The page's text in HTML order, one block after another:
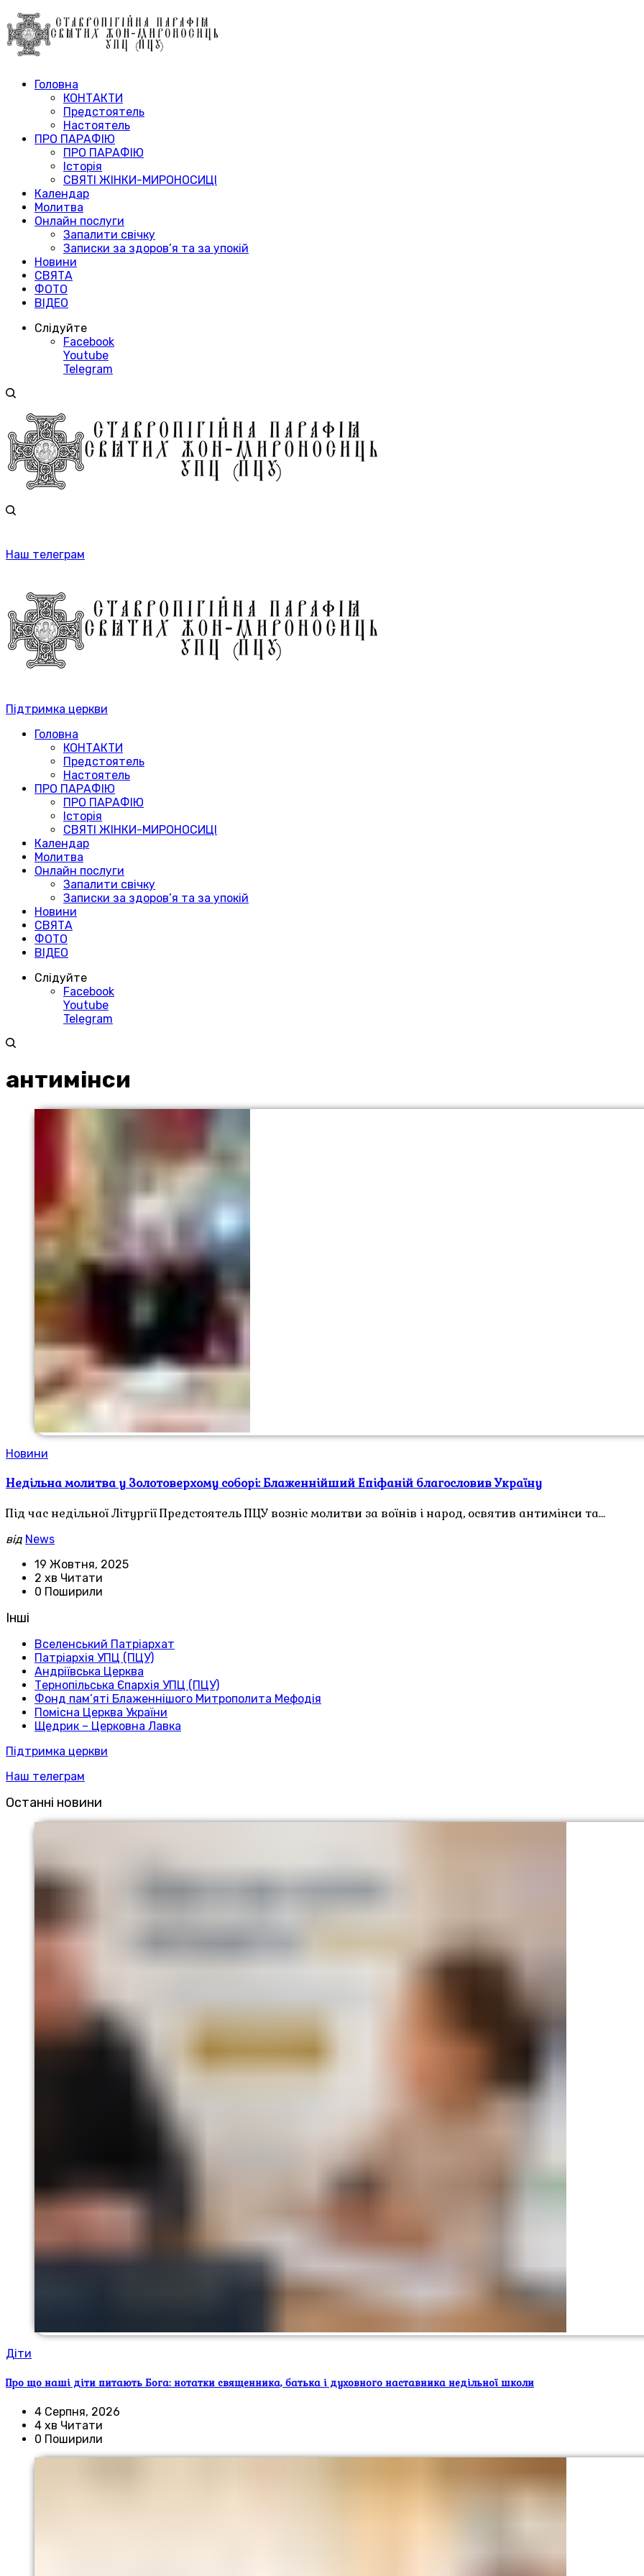
Головна
КОНТАКТИ
Предстоятель
Настоятель
ПРО ПАРАФІЮ
ПРО ПАРАФІЮ
Історія
СВЯТІ ЖІНКИ-МИРОНОСИЦІ
Календар
Молитва
Онлайн послуги
Запалити свічку
Записки за здоров’я та за упокій
Новини
СВЯТА
ФОТО
ВІДЕО
Слідуйте
Facebook
Youtube
Telegram
Наш телеграм
Підтримка церкви
Головна
КОНТАКТИ
Предстоятель
Настоятель
ПРО ПАРАФІЮ
ПРО ПАРАФІЮ
Історія
СВЯТІ ЖІНКИ-МИРОНОСИЦІ
Календар
Молитва
Онлайн послуги
Запалити свічку
Записки за здоров’я та за упокій
Новини
СВЯТА
ФОТО
ВІДЕО
Слідуйте
Facebook
Youtube
Telegram
антимінси
Новини
Недільна молитва у Золотоверхому соборі: Блаженнійший Епіфаній благословив Україну
Під час недільної Літургії Предстоятель ПЦУ возніс молитви за воїнів і народ, освятив антимінси та…
від News
19 Жовтня, 2025
2 хв Читати
0 Поширили
Інші
Вселенський Патріархат
Патріархія УПЦ (ПЦУ)
Андріївська Церква
Тернопільська Єпархія УПЦ (ПЦУ)
Фонд пам’яті Блаженнішого Митрополита Мефодія
Помісна Церква України
Щедрик – Церковна Лавка
Підтримка церкви
Наш телеграм
Останні новини
Діти
Про що наші діти питають Бога: нотатки священника, батька і духовного наставника недільної школи
4 Серпня, 2026
4 хв Читати
0 Поширили